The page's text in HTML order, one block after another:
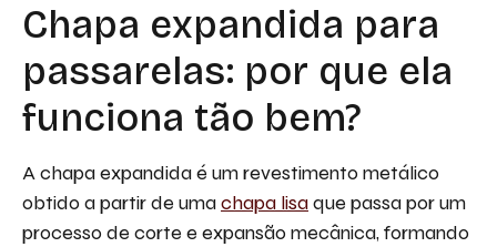
Chapa expandida para
passarelas: por que ela
funciona tão bem?
A chapa expandida é um revestimento metálico
obtido a partir de umachapa lisaque passa por um
processo de corte e expansão mecânica, formando